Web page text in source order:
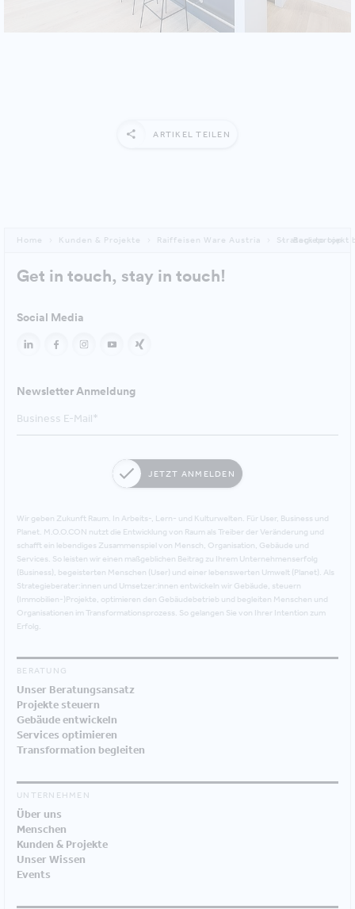
ARTIKEL TEILEN
Home Kunden & Projekte Raiffeisen Ware Austria Strategieprojekt
Back to top
Get in touch, stay in touch!
Social Media
Newsletter Anmeldung
JETZT ANMELDEN
Wir geben Zukunft Raum. In Arbeits-, Lern- und Kulturwelten. Für User, Business und
Planet. M.O.O.CON nutzt die Entwicklung von Raum als Treiber der Veränderung und
schafft ein lebendiges Zusammenspiel von Mensch, Organisation, Gebäude und
Services. So leisten wir einen maßgeblichen Beitrag zu Ihrem Unternehmenserfolg
(Business), begeisterten Menschen (User) und einer lebenswerten Umwelt (Planet). Als
Strategieberater:innen und Umsetzer:innen entwickeln wir Gebäude, steuern
(Immobilien-)Projekte, optimieren den Gebäudebetrieb und begleiten Menschen und
Organisationen im Transformationsprozess. So gelangen Sie von Ihrer Intention zum
Erfolg.
BERATUNG
Unser Beratungsansatz
Projekte steuern
Gebäude entwickeln
Services optimieren
Transformation begleiten
UNTERNEHMEN
Über uns
Menschen
Kunden & Projekte
Unser Wissen
Events